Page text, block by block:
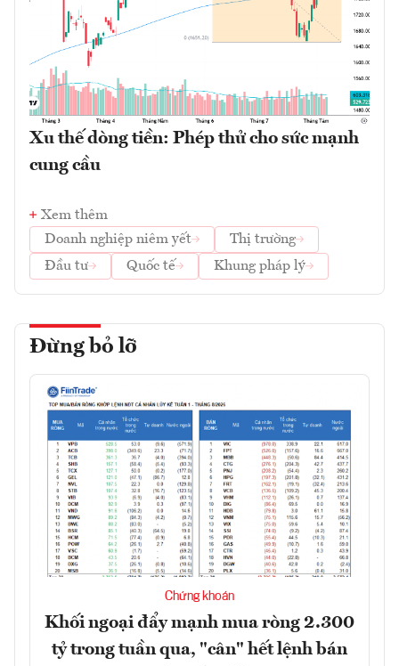
Xu thế dòng tiền: Phép thử cho sức mạnh
cung cầu
Xem thêm
Doanh nghiệp niêm yết
Thị trường
Đầu tư
Quốc tế Khung pháp lý
Đừng bỏ lỡ
Chứng khoán
Khối ngoại đẩy mạnh mua ròng 2.300
tỷ trong tuần qua, "cân" hết lệnh bán